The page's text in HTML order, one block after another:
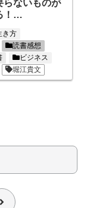
らないものが
き方
読書感想
ビジネス
堀江貴文
次